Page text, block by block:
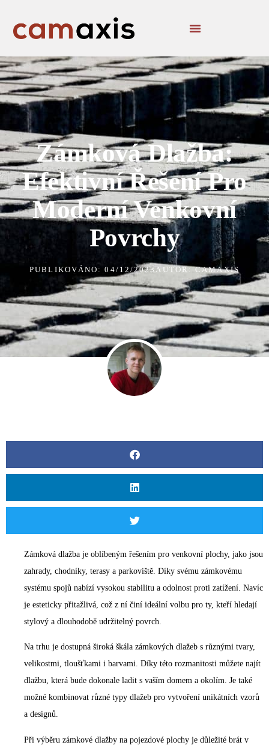
Zámková Dlažba:
Efektivní Řešení Pro
Moderní Venkovní
Povrchy
PUBLIKOVÁNO: 04/12/2023AUTOR: CAMAXIS
Zámková dlažba je oblíbeným řešením pro venkovní plochy, jako jsou
zahrady, chodníky, terasy a parkoviště. Díky svému zámkovému
systému spojů nabízí vysokou stabilitu a odolnost proti zatížení. Navíc
je esteticky přitažlivá, což z ní činí ideální volbu pro ty, kteří hledají
stylový a dlouhodobě udržitelný povrch.
Na trhu je dostupná široká škála zámkových dlažeb s různými tvary,
velikostmi, tloušťkami i barvami. Díky této rozmanitosti můžete najít
dlažbu, která bude dokonale ladit s vaším domem a okolím. Je také
možné kombinovat různé typy dlažeb pro vytvoření unikátních vzorů
a designů.
Při výběru zámkové dlažby na pojezdové plochy je důležité brát v